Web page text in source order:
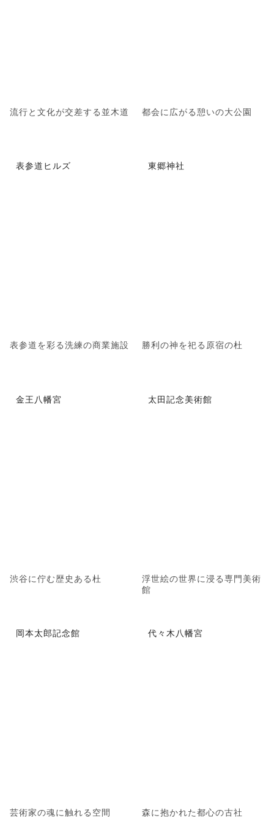
流行と文化が交差する並木道 都会に広がる憩いの大公園
表参道ヒルズ
表参道を彩る洗練の商業施設
東郷神社
勝利の神を祀る原宿の杜
金王八幡宮
渋谷に佇む歴史ある杜
太田記念美術館
浮世絵の世界に浸る専門美術
館
岡本太郎記念館
芸術家の魂に触れる空間
代々木八幡宮
森に抱かれた都心の古社